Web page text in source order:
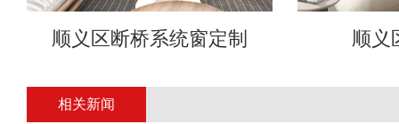
顺义区断桥系统窗定制 顺义
相关新闻